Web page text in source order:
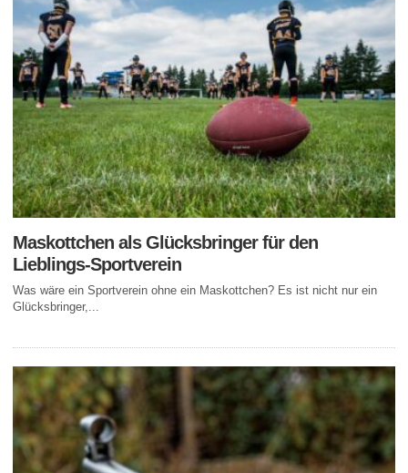
Maskottchen als Glücksbringer für den
Lieblings-Sportverein
Was wäre ein Sportverein ohne ein Maskottchen? Es ist nicht nur ein
Glücksbringer,...